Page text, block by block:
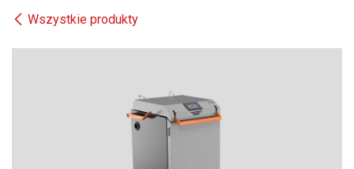
Wszystkie produkty